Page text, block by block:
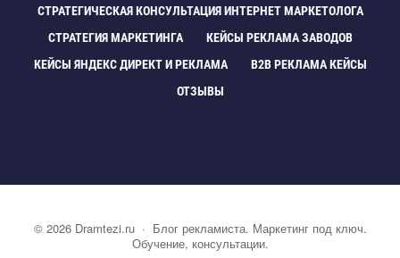
СТРАТЕГИЧЕСКАЯ КОНСУЛЬТАЦИЯ ИНТЕРНЕТ МАРКЕТОЛОГА
СТРАТЕГИЯ МАРКЕТИНГА
КЕЙСЫ РЕКЛАМА ЗАВОДО
КЕЙСЫ ЯНДЕКС ДИРЕКТ И РЕКЛАМА
B2B РЕКЛАМА КЕЙСЫ
ОТЗЫВЫ
© 2026 Dramtezi.ru· Блог рекламиста. Маркетинг под ключ.
Обучение, консультации.